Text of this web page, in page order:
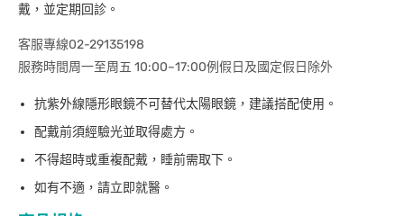
戴，並定期回診。
客服專線02-29135198
服務時間周一至周五 10:00~17:00例假日及國定假日除外
抗紫外線隱形眼鏡不可替代太陽眼鏡，建議搭配使用。
配戴前須經驗光並取得處方。
不得超時或重複配戴，睡前需取下。
如有不適，請立即就醫。